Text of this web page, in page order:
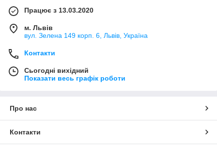
Працює з 13.03.2020
м. Львів
вул. Зелена 149 корп. 6, Львів, Україна
Контакти
Сьогодні вихідний
Показати весь графік роботи
Про нас
Контакти